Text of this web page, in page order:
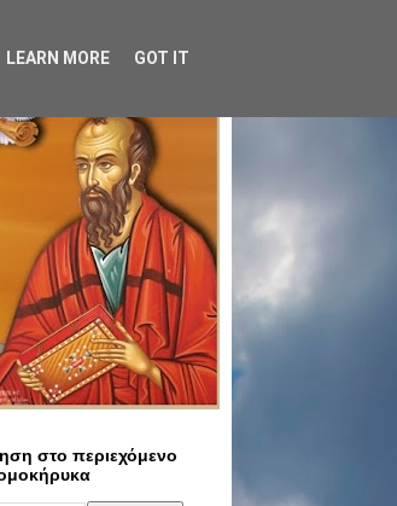
στο περιεχόμενο
LEARN MORE GOT IT